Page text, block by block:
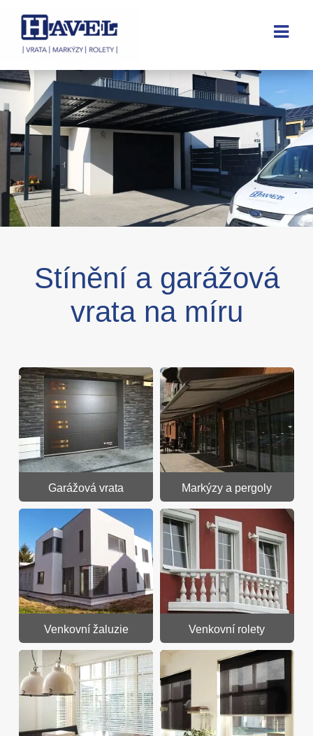
Stínění a garážová
vrata na míru
Garážová vrata Markýzy a pergoly
Venkovní žaluzie Venkovní rolety